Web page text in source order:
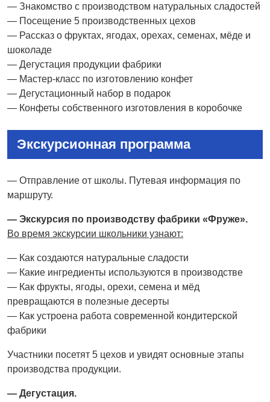
— Знакомство с производством натуральных сладостей
— Посещение 5 производственных цехов
— Рассказ о фруктах, ягодах, орехах, семенах, мёде и
шоколаде
— Дегустация продукции фабрики
— Мастер-класс по изготовлению конфет
— Дегустационный набор в подарок
— Конфеты собственного изготовления в коробочке
Экскурсионная программа
— Отправление от школы. Путевая информация по
маршруту.
— Экскурсия по производству фабрики «Фруже».
Во время экскурсии школьники узнают:
— Как создаются натуральные сладости
— Какие ингредиенты используются в производстве
— Как фрукты, ягоды, орехи, семена и мёд
превращаются в полезные десерты
— Как устроена работа современной кондитерской
фабрики
Участники посетят 5 цехов и увидят основные этапы
производства продукции.
— Дегустация.